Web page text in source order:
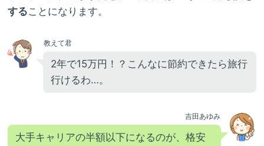
することになります。
教えて君
2年で15万円！？こんなに節約できたら旅行
行けるわ…。
吉田あゆみ
大手キャリアの半額以下になるのが、格安